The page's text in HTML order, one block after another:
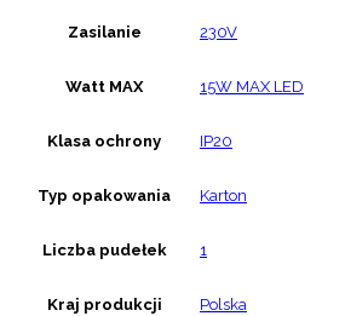
Zasilanie 230V
Watt MAX 15W MAX LED
Klasa ochrony IP20
Typ opakowania Karton
Liczba pudełek 1
Kraj produkcji Polska